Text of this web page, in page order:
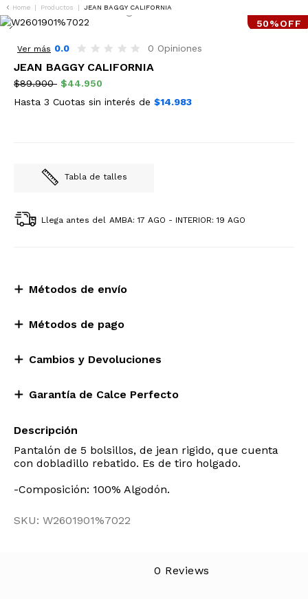
Home | Productos | JEAN BAGGY CALIFORNIA
50%OFF
Ver más 0.0 0 Opiniones
JEAN BAGGY CALIFORNIA
$89.900 $44.950
Hasta 3 Cuotas sin interés de $14.983
Tabla de talles
Llega antes del AMBA: 17 AGO - INTERIOR: 19 AGO
Métodos de envío
Métodos de pago
Cambios y Devoluciones
Garantía de Calce Perfecto
Descripción
Pantalón de 5 bolsillos, de jean rigido, que cuenta
con dobladillo rebatido. Es de tiro holgado.
-Composición: 100% Algodón.
SKU: W2601901%7022
0 Reviews